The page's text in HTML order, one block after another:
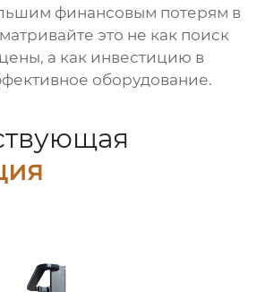
финансовым потерям в
это не как поиск
а как инвестицию в
оборудование.